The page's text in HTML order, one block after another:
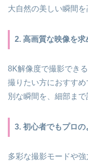
大自然の美しい瞬間を
2. 高画質な映像を求
8K解像度で撮影でき
撮りたい方におすす
別な瞬間を、細部ま
3. 初心者でもプロ
多彩な撮影モードや強